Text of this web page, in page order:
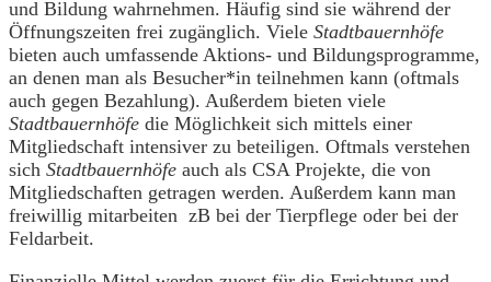
und Bildung wahrnehmen. Häufig sind sie während der
Öffnungszeiten frei zugänglich. Viele Stadtbauernhöfe
bieten auch umfassende Aktions- und Bildungsprogramme,
an denen man als Besucher*in teilnehmen kann (oftmals
auch gegen Bezahlung). Außerdem bieten viele
Stadtbauernhöfe die Möglichkeit sich mittels einer
Mitgliedschaft intensiver zu beteiligen. Oftmals verstehen
sich Stadtbauernhöfe auch als CSA Projekte, die von
Mitgliedschaften getragen werden. Außerdem kann man
freiwillig mitarbeiten zB bei der Tierpflege oder bei der
Feldarbeit.